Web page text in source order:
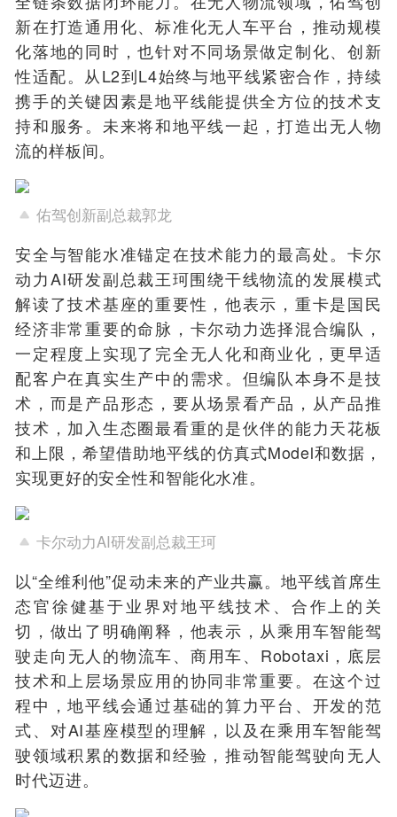
新在打造通用化、标准化无人车平台，推动规模
化落地的同时，也针对不同场景做定制化、创新
性适配。从L2到L4始终与地平线紧密合作，持续
携手的关键因素是地平线能提供全方位的技术支
持和服务。未来将和地平线一起，打造出无人物
流的样板间。
佑驾创新副总裁郭龙
安全与智能水准锚定在技术能力的最高处。卡尔
动力AI研发副总裁王珂围绕干线物流的发展模式
解读了技术基座的重要性，他表示，重卡是国民
经济非常重要的命脉，卡尔动力选择混合编队，
一定程度上实现了完全无人化和商业化，更早适
配客户在真实生产中的需求。但编队本身不是技
术，而是产品形态，要从场景看产品，从产品推
技术，加入生态圈最看重的是伙伴的能力天花板
和上限，希望借助地平线的仿真式Model和数据，
实现更好的安全性和智能化水准。
卡尔动力AI研发副总裁王珂
以“全维利他”促动未来的产业共赢。 地平线首席生
态官徐健基于业界对地平线技术、合作上的关
切，做出了明确阐释，他表示，从乘用车智能驾
驶走向无人的物流车、商用车、Robotaxi，底层
技术和上层场景应用的协同非常重要。在这个过
程中，地平线会通过基础的算力平台、开发的范
式、对AI基座模型的理解，以及在乘用车智能驾
驶领域积累的数据和经验，推动智能驾驶向无人
时代迈进。